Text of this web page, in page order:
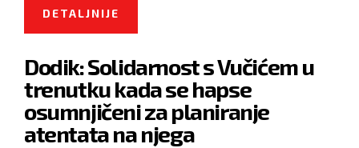
DETALJNIJE
1.100 EVRA MESEČNO
Dodik: Solidarnost s Vučićem u
trenutku kada se hapse
osumnjičeni za planiranje
atentata na njega